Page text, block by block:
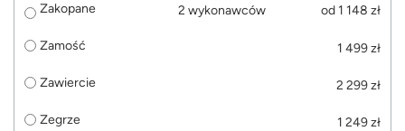
Zakopane 2 wykonawców od 1 148 zł
Zamość 1 499 zł
Zawiercie 2 299 zł
Zegrze 1 249 zł